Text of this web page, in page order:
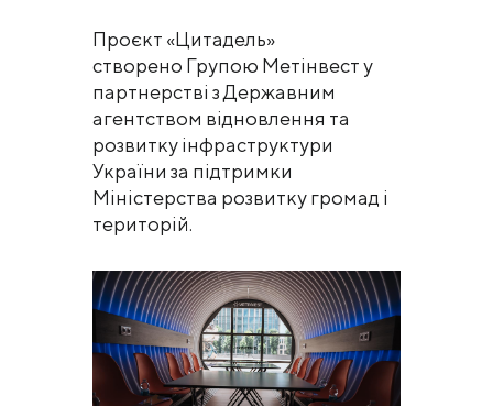
Проєкт «Цитадель»
створено Групою Метінвест у
партнерстві з Державним
агентством відновлення та
розвитку інфраструктури
України за підтримки
Міністерства розвитку громад і
територій.